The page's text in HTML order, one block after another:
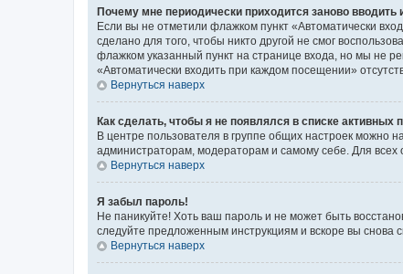
Почему мне периодически приходится заново вводить
Если вы не отметили флажком пункт «Автоматически
сделано для того, чтобы никто другой не смог
флажком указанный пункт на странице входа, но мы не
«Автоматически входить при каждом посещении»
Вернуться наверх
Как сделать, чтобы я не появлялся в списке активных
В центре пользователя в группе общих настроек можно
администраторам, модераторам и самому себе. Для всех
Вернуться наверх
Я забыл пароль!
Не паникуйте! Хоть ваш пароль и не может быть
следуйте предложенным инструкциям и вскоре вы снова
Вернуться наверх